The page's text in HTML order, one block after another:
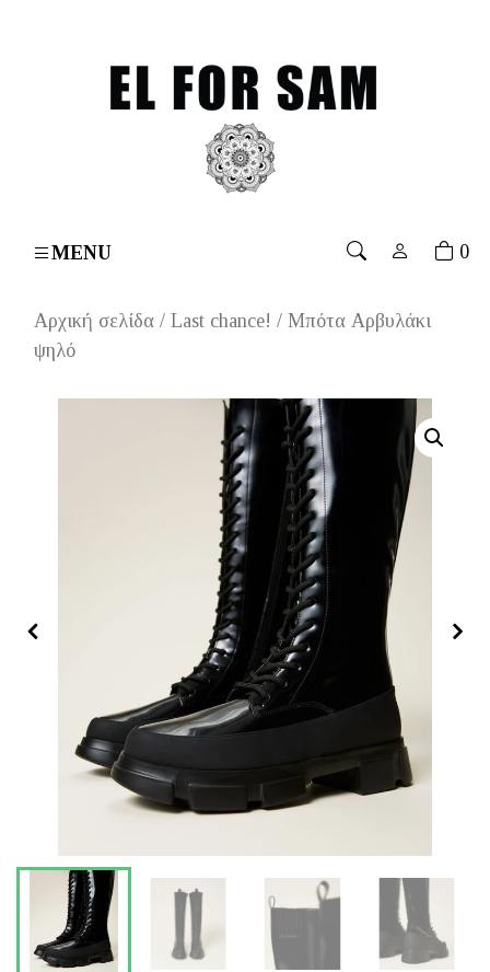
MENU 0
Αρχική σελίδα / Last chance! / Μπότα Αρβυλάκι
ψηλό